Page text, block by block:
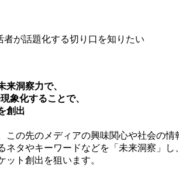
者が話題化する切り口を知りたい
来洞察力で、
象化することで、
創出
この先のメディアの興味関心や社会の
ネタやキーワードなどを「未来洞察」
ト創出を狙います。